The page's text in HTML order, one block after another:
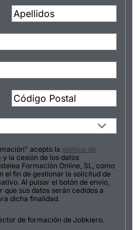
acepto la política de
y la cesión de los datos
Formación Online, SL, como
el fin de gestionar la solicitud de
Al pulsar el botón de envío,
sus datos serán cedidos a
dicha finalidad.
de formación de Jobkiero.